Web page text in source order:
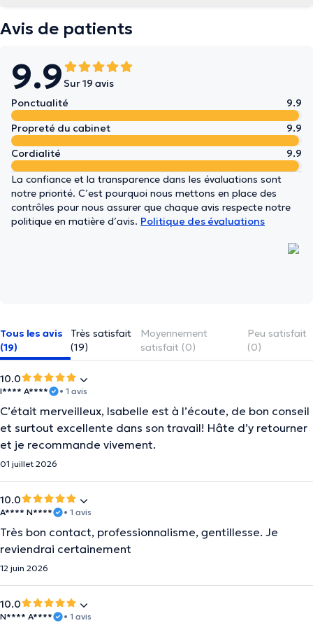
Avis de patients
9.9 Sur 19 avis
Ponctualité
9.9
Propreté du cabinet
9.9
Cordialité
9.9
La confiance et la transparence dans les évaluations sont
notre priorité. C’est pourquoi nous mettons en place des
contrôles pour nous assurer que chaque avis respecte notre
politique en matière d’avis. Politique des évaluations
Tous les avis
(19)
Très satisfait
(19)
Moyennement
satisfait (0)
Peu satisfait
(0)
10.0
I**** A**** • 1 avis
C’était merveilleux, Isabelle est à l’écoute, de bon conseil
et surtout excellente dans son travail! Hâte d’y retourner
et je recommande vivement.
01 juillet 2026
10.0
A**** N**** • 1 avis
Très bon contact, professionnalisme, gentillesse. Je
reviendrai certainement
12 juin 2026
10.0
N**** A**** • 1 avis